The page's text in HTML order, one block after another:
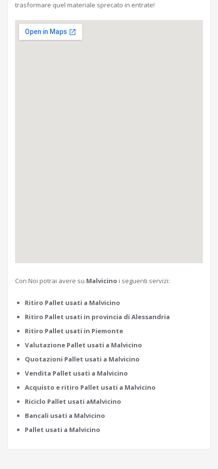
trasformare quel materiale sprecato in entrate!
Con Noi potrai avere su Malvicino i seguenti servizi:
Ritiro Pallet usati a Malvicino
Ritiro Pallet usati in provincia di Alessandria
Ritiro Pallet usati in Piemonte
Valutazione Pallet usati a Malvicino
Quotazioni Pallet usati a Malvicino
Vendita Pallet usati a Malvicino
Acquisto e ritiro Pallet usati a Malvicino
Riciclo Pallet usati aMalvicino
Bancali usati a Malvicino
Pallet usati a Malvicino